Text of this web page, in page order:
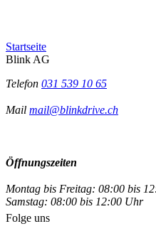
Startseite
Blink AG
Telefon 031 539 10 65
Mail mail@blinkdrive.ch
Öffnungszeiten
Montag bis Freitag: 08:00 bis
Samstag: 08:00 bis 12:00 Uhr
Folge uns